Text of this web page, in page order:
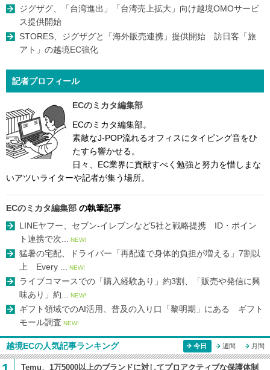
ジグザグ、「台湾進出」「台湾売上拡大」向け越境OMOサービ
ス提供開始
STORES、ジグザグと「海外販売連携」提供開始 訪日客「旅
アト」の越境EC強化
記者プロフィール
ECのミカタ編集部
ECのミカタ編集部。
素敵なJ-POP流れるオフィスにタイピング音をひ
たすら響かせる。
日々、EC業界に貢献すべく勉強と努力を惜しまな
いアツいライターや記者が集う場所。
ECのミカタ編集部 の執筆記事
LINEヤフー、セブン-イレブンなど5社と戦略提携 ID・ポイン
ト連携で次...
NEW!
猛暑の宅配、ドライバー「再配達で身体的負担が増える」7割以
上 Every ...
NEW!
ライブコマースでの「購入経験あり」約3割、「販売や発信に興
味あり」約...
NEW!
ギフト領域でのAI活用、普及の入り口「黎明期」にある ギフト
モール調査 NEW!
越境ECの人気記事ランキング 今日 週間 月間
Temu、1万5000以上のブランドに対してプロアクティブな保護体制